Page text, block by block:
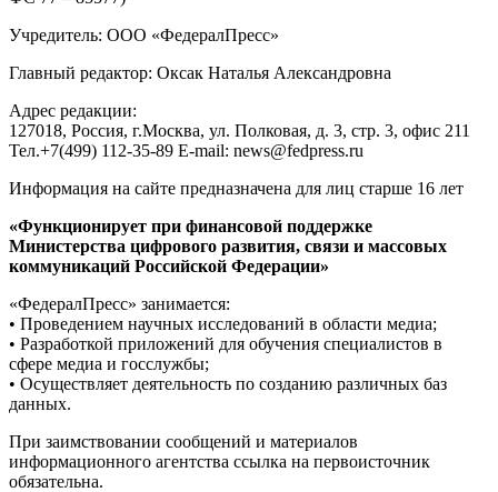
Учредитель: ООО «ФедералПресс»
Главный редактор: Оксак Наталья Александровна
Адрес редакции:
127018, Россия, г.Москва, ул. Полковая, д. 3, стр. 3, офис 211
Тел.+7(499) 112-35-89 E-mail: news@fedpress.ru
Информация на сайте предназначена для лиц старше 16 лет
«Функционирует при финансовой поддержке
Министерства цифрового развития, связи и массовых
коммуникаций Российской Федерации»
«ФедералПресс» занимается:
• Проведением научных исследований в области медиа;
• Разработкой приложений для обучения специалистов в
сфере медиа и госслужбы;
• Осуществляет деятельность по созданию различных баз
данных.
При заимствовании сообщений и материалов
информационного агентства ссылка на первоисточник
обязательна.